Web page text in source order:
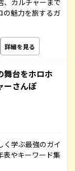
、カルチャーまで
の魅力を旅するガ
詳細を見る
台をホロホ
さんぽ
く学ぶ最強のガイ
表やキーワード集